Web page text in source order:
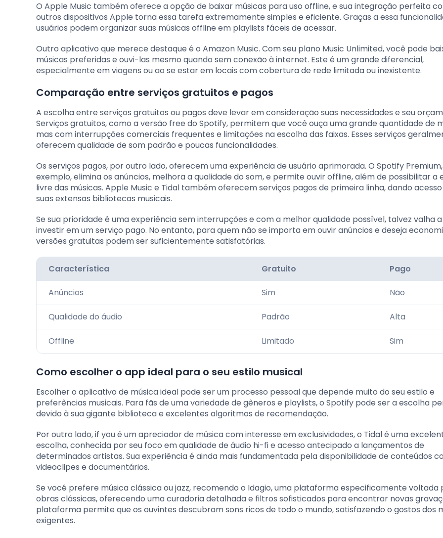
O Apple Music também oferece a opção de baixar músicas para uso offline, e sua integração perfeita
outros dispositivos Apple torna essa tarefa extremamente simples e eficiente. Graças a essa
usuários podem organizar suas músicas offline em playlists fáceis de acessar.
Outro aplicativo que merece destaque é o Amazon Music. Com seu plano Music Unlimited, você pode
músicas preferidas e ouvi-las mesmo quando sem conexão à internet. Este é um grande diferencial,
especialmente em viagens ou ao se estar em locais com cobertura de rede limitada ou inexistente.
Comparação entre serviços gratuitos e pagos
A escolha entre serviços gratuitos ou pagos deve levar em consideração suas necessidades e seu
Serviços gratuitos, como a versão free do Spotify, permitem que você ouça uma grande quantidade de
mas com interrupções comerciais frequentes e limitações na escolha das faixas. Esses serviços
oferecem qualidade de som padrão e poucas funcionalidades.
Os serviços pagos, por outro lado, oferecem uma experiência de usuário aprimorada. O Spotify
exemplo, elimina os anúncios, melhora a qualidade do som, e permite ouvir offline, além de possibilitar a
livre das músicas. Apple Music e Tidal também oferecem serviços pagos de primeira linha, dando
suas extensas bibliotecas musicais.
Se sua prioridade é uma experiência sem interrupções e com a melhor qualidade possível, talvez valha
investir em um serviço pago. No entanto, para quem não se importa em ouvir anúncios e deseja
versões gratuitas podem ser suficientemente satisfatórias.
Característica Gratuito Pago
Anúncios Sim Não
Qualidade do áudio Padrão Alta
Offline Limitado Sim
Como escolher o app ideal para o seu estilo musical
Escolher o aplicativo de música ideal pode ser um processo pessoal que depende muito do seu estilo e
preferências musicais. Para fãs de uma variedade de gêneros e playlists, o Spotify pode ser a escolha
devido à sua gigante biblioteca e excelentes algoritmos de recomendação.
Por outro lado, if you é um apreciador de música com interesse em exclusividades, o Tidal é uma
escolha, conhecida por seu foco em qualidade de áudio hi-fi e acesso antecipado a lançamentos de
determinados artistas. Sua experiência é ainda mais fundamentada pela disponibilidade de conteúdos
videoclipes e documentários.
Se você prefere música clássica ou jazz, recomendo o Idagio, uma plataforma especificamente voltada
obras clássicas, oferecendo uma curadoria detalhada e filtros sofisticados para encontrar novas
plataforma permite que os ouvintes descubram sons ricos de todo o mundo, satisfazendo o gostos dos
exigentes.